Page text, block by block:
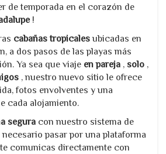
de temporada en el corazón de
!
cabañas tropicalesubicadas en
a dos pasos de las playas más
Ya sea que viaje en pareja , solo ,
, nuestro nuevo sitio le ofrece
fotos envolventes y una
cada alojamiento.
segura con nuestro sistema de
pasar por una plataforma
comunicas directamente con